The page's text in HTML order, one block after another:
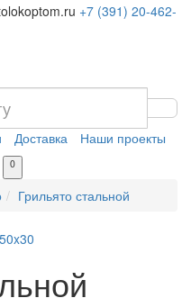
+7 (391) 20-462-
Доставка
Наши проекты
0
Грильято стальной